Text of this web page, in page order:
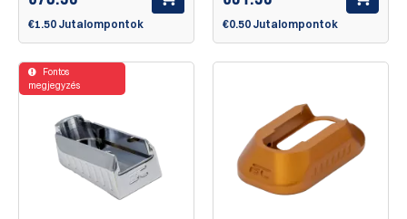
€1.50 Jutalompontok €0.50 Jutalompontok
Fontos
megjegyzés